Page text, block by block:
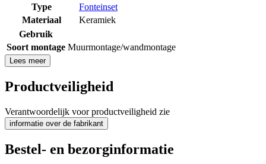
Type
Fonteinset
Materiaal
Keramiek
Gebruik
Soort montage Muurmontage/wandmontage
Lees meer
Productveiligheid
Verantwoordelijk voor productveiligheid zie
informatie over de fabrikant
Bestel- en bezorginformatie